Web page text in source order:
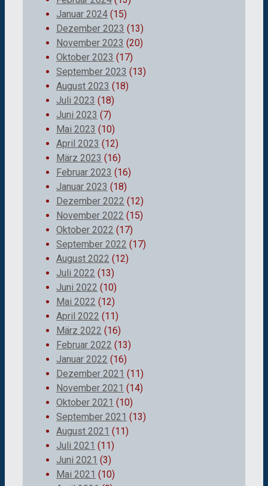
Januar 2024 (15)
Dezember 2023 (13)
November 2023 (20)
Oktober 2023 (17)
September 2023 (13)
August 2023 (18)
Juli 2023 (18)
Juni 2023 (7)
Mai 2023 (10)
April 2023 (12)
März 2023 (16)
Februar 2023 (16)
Januar 2023 (18)
Dezember 2022 (12)
November 2022 (15)
Oktober 2022 (17)
September 2022 (17)
August 2022 (12)
Juli 2022 (13)
Juni 2022 (10)
Mai 2022 (12)
April 2022 (11)
März 2022 (16)
Februar 2022 (13)
Januar 2022 (16)
Dezember 2021 (11)
November 2021 (14)
Oktober 2021 (10)
September 2021 (13)
August 2021 (11)
Juli 2021 (11)
Juni 2021 (3)
Mai 2021 (10)